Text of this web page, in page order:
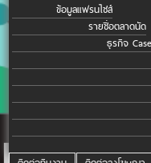
ข้อมูลแฟรนไชส์
รายชื่อตลาดนัด
ธุรกิจ